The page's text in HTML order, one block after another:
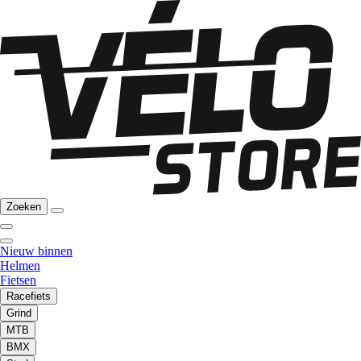
Zoeken
Nieuw binnen
Helmen
Fietsen
Racefiets
Grind
MTB
BMX